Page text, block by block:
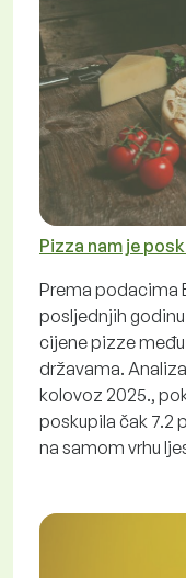
Pizza nam je
Prema podacima
posljednjih
cijene pizze
državama.
kolovoz 2025.,
poskupila čak 7.2
na samom vrhu